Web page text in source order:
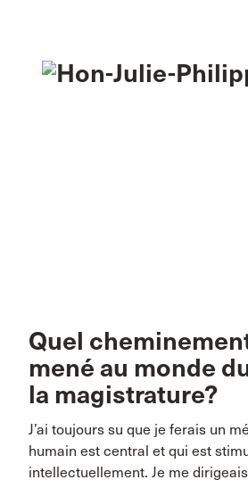
Quel
mené au monde
la magistrature?
J’ai toujours su que je ferais un
humain est central et qui est
intellectuellement. Je me